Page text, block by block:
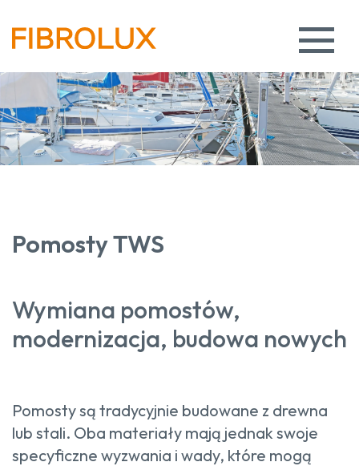
Pomosty TWS
Wymiana pomostów,
modernizacja, budowa nowych
Pomosty są tradycyjnie budowane z drewna
lub stali. Oba materiały mają jednak swoje
specyficzne wyzwania i wady, które mogą